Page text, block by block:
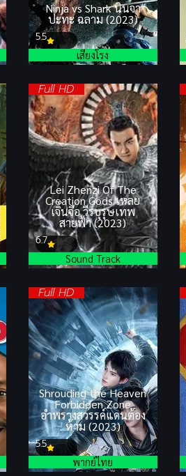
Ninja vs Shark นินจา
ปะทะ ฉลาม (2023)
5.5
เสียงโรง
Full HD
Lei Zhenzi Of The
Creation Gods เหลย
เจิ้นจื่อ วีรบุรุษเทพ
สายฟ้า (2023)
6.7
Sound Track
Full HD
Shrouding the Heaven
Forbidden Zone
อำพรางสวรรค์แดนต้อง
ห้าม (2023)
5.5
พากย์ไทย